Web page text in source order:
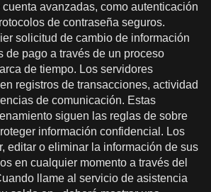
avanzadas, como autenticación
de contraseña seguros.
solicitud de cambio de información
de pago a través de un proceso
de tiempo. Los servidores
registros de transacciones, actividad
de comunicación. Estas
siguen las reglas de sobre
información confidencial. Los
editar o eliminar la información de sus
en cualquier momento a través del
llame al servicio de asistencia